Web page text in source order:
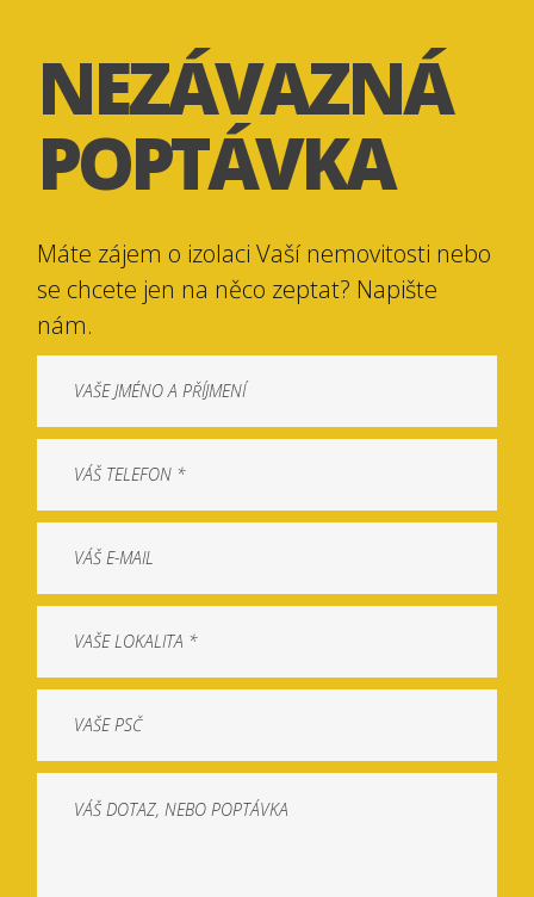
NEZÁVAZNÁ
POPTÁVKA
Máte zájem o izolaci Vaší nemovitosti nebo
se chcete jen na něco zeptat? Napište
nám.